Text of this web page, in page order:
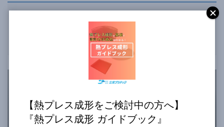
PC（ポリカーボネート）熱プレス
【熱プレス成形をご検討中の方へ】
『熱プレス成形 ガイドブック』